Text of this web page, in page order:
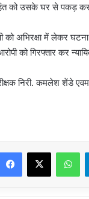
को उसके घर से पकड़ कर
को अभिरक्षा में लेकर
को गिरफ्तार कर
निरी. कमलेश शेंडे